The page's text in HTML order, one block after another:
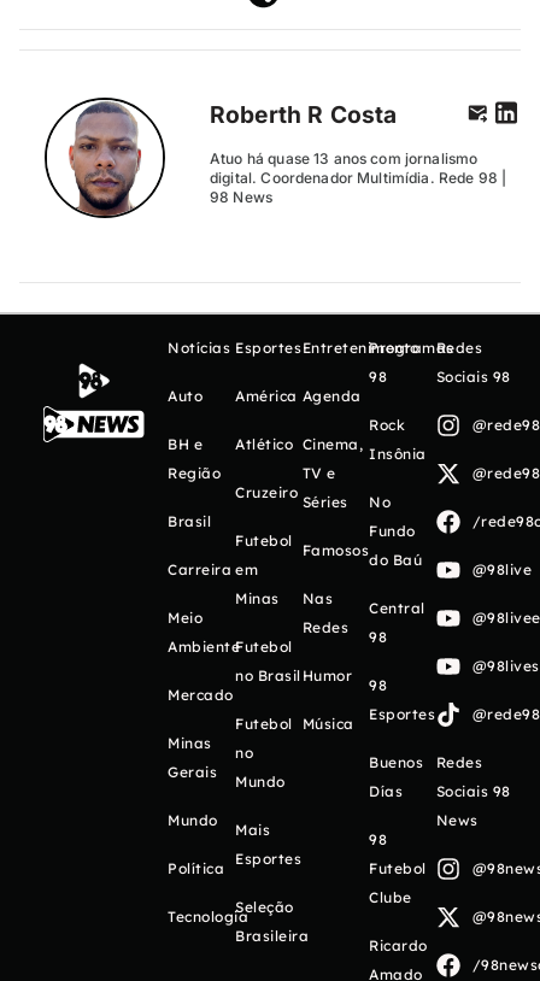
Roberth R Costa
Atuo há quase 13 anos com jornalismo
digital. Coordenador Multimídia. Rede 98 |
98 News
Notícias
Auto
BH e
Região
Brasil
Carreira
Meio
Ambiente
Mercado
Minas
Gerais
Mundo
Política
Tecnologia
Esportes
América
Atlético
Cruzeiro
Futebol
em
Minas
Futebol
no Brasil
Futebol
no
Mundo
Mais
Esportes
Seleção
Brasileira
Entretenimento
Agenda
Cinema,
TV e
Séries
Famosos
Nas
Redes
Humor
Música
Programas
98
Rock
Insônia
No
Fundo
do Baú
Central
98
98
Esportes
Buenos
Días
98
Futebol
Clube
Ricardo
Amado
Redes
Sociais 98
/
@98live
Redes
Sociais 98
News
/